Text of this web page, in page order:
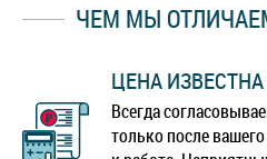
ЧЕМ МЫ
ЦЕНА
Всегда
только после